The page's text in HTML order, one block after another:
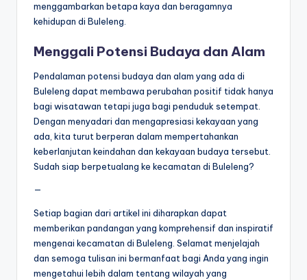
menggambarkan betapa kaya dan beragamnya
kehidupan di Buleleng.
Menggali Potensi Budaya dan Alam
Pendalaman potensi budaya dan alam yang ada di
Buleleng dapat membawa perubahan positif tidak hanya
bagi wisatawan tetapi juga bagi penduduk setempat.
Dengan menyadari dan mengapresiasi kekayaan yang
ada, kita turut berperan dalam mempertahankan
keberlanjutan keindahan dan kekayaan budaya tersebut.
Sudah siap berpetualang ke kecamatan di Buleleng?
—
Setiap bagian dari artikel ini diharapkan dapat
memberikan pandangan yang komprehensif dan inspiratif
mengenai kecamatan di Buleleng. Selamat menjelajah
dan semoga tulisan ini bermanfaat bagi Anda yang ingin
mengetahui lebih dalam tentang wilayah yang